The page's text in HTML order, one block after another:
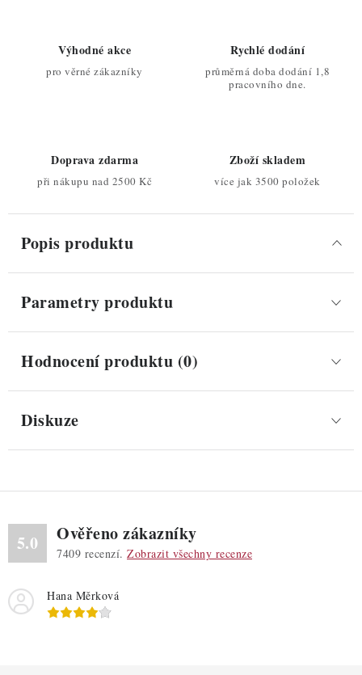
Výhodné akce
pro věrné zákazníky
Rychlé dodání
průměrná doba dodání 1,8
pracovního dne.
Doprava zdarma
při nákupu nad 2500 Kč
Zboží skladem
více jak 3500 položek
Popis produktu
Parametry produktu
Hodnocení produktu (0)
Diskuze
5.0 Ověřeno zákazníky
7409 recenzí. Zobrazit všechny recenze
Hana Měrková